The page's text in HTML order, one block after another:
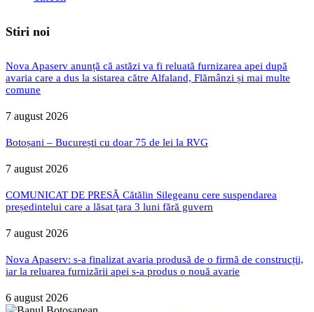
Stiri noi
Nova Apaserv anunță că astăzi va fi reluată furnizarea apei după
avaria care a dus la sistarea către Alfaland, Flămânzi și mai multe
comune
7 august 2026
Botoșani – București cu doar 75 de lei la RVG
7 august 2026
COMUNICAT DE PRESĂ Cătălin Silegeanu cere suspendarea
președintelui care a lăsat țara 3 luni fără guvern
7 august 2026
Nova Apaserv: s-a finalizat avaria produsă de o firmă de construcții,
iar la reluarea furnizării apei s-a produs o nouă avarie
6 august 2026